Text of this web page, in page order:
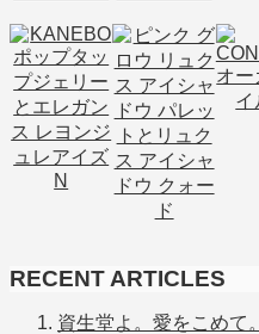
RECENT ARTICLES
資生堂よ。愛をこめて。